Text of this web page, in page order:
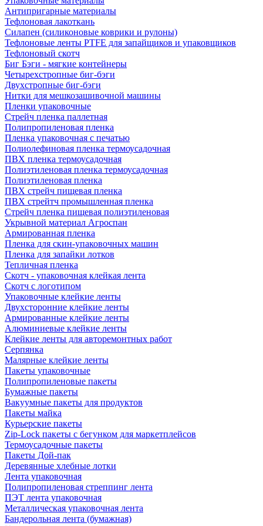
Антипригарные материалы
Тефлоновая лакоткань
Силапен (силиконовые коврики и рулоны)
Тефлоновые ленты PTFE для запайщиков и упаковщиков
Тефлоновый скотч
Биг Бэги - мягкие контейнеры
Четырехстропные биг-бэги
Двухстропные биг-бэги
Нитки для мешкозашивочной машины
Пленки упаковочные
Стрейч пленка паллетная
Полипропиленовая пленка
Пленка упаковочная с печатью
Полиолефиновая пленка термоусадочная
ПВХ пленка термоусадочная
Полиэтиленовая пленка термоусадочная
Полиэтиленовая пленка
ПВХ стрейч пищевая пленка
ПВХ стрейтч промышленная пленка
Стрейч пленка пищевая полиэтиленовая
Укрывной материал Агроспан
Армированная пленка
Пленка для скин-упаковочных машин
Пленка для запайки лотков
Тепличная пленка
Скотч - упаковочная клейкая лента
Скотч с логотипом
Упаковочные клейкие ленты
Двухсторонние клейкие ленты
Армированные клейкие ленты
Алюминиевые клейкие ленты
Клейкие ленты для авторемонтных работ
Серпянка
Малярные клейкие ленты
Пакеты упаковочные
Полипропиленовые пакеты
Бумажные пакеты
Вакуумные пакеты для продуктов
Пакеты майка
Курьерские пакеты
Zip-Lock пакеты с бегунком для маркетплейсов
Термоусадочные пакеты
Пакеты Дой-пак
Деревянные хлебные лотки
Лента упаковочная
Полипропиленовая стреппинг лента
ПЭТ лента упаковочная
Металлическая упаковочная лента
Бандерольная лента (бумажная)